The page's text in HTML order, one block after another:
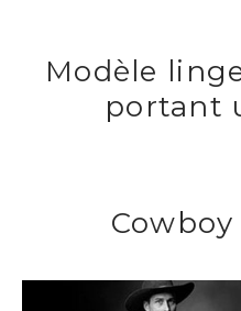
Modèle
portant